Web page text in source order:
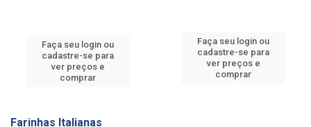
Faça seu login ou
cadastre-se para
ver preços e
comprar
Faça seu login ou
cadastre-se para
ver preços e
comprar
Farinhas Italianas